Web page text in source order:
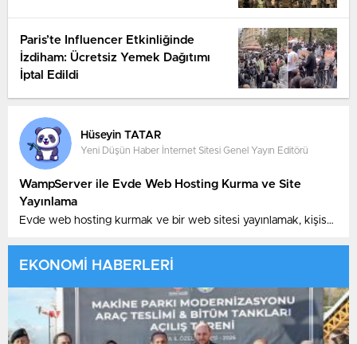
Paris’te Influencer Etkinliğinde
İzdiham: Ücretsiz Yemek Dağıtımı
İptal Edildi
Hüseyin TATAR
Yeni Düşün Haber İnternet Sitesi Genel Yayın Editörü
WampServer ile Evde Web Hosting Kurma ve Site
Yayınlama
Evde web hosting kurmak ve bir web sitesi yayınlamak, kişisel
fazla kontrol sağlamak isteyenler için ideal bir çözümdür.
EKONOMİ HABERLERİ